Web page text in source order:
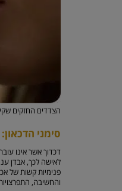
הצדדים החזקים
סימני
דכדוך אשר אינו
לאישה לכך, אבדן
פנימיות קשות של
והחשיבה,